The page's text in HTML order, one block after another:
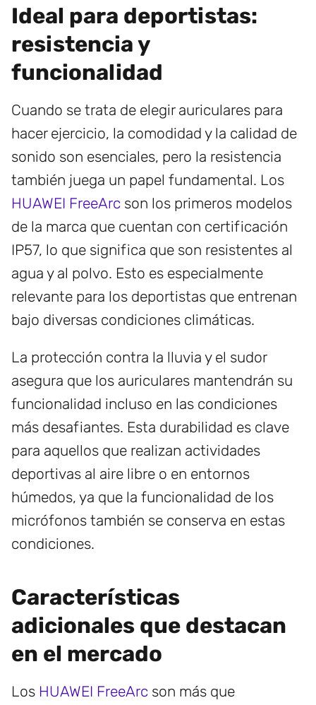
Ideal para deportistas:
resistencia y
funcionalidad
Cuando se trata de elegir auriculares para
hacer ejercicio, la comodidad y la calidad de
sonido son esenciales, pero la resistencia
también juega un papel fundamental. Los
HUAWEI FreeArc son los primeros modelos
de la marca que cuentan con certificación
IP57, lo que significa que son resistentes al
agua y al polvo. Esto es especialmente
relevante para los deportistas que entrenan
bajo diversas condiciones climáticas.
La protección contra la lluvia y el sudor
asegura que los auriculares mantendrán su
funcionalidad incluso en las condiciones
más desafiantes. Esta durabilidad es clave
para aquellos que realizan actividades
deportivas al aire libre o en entornos
húmedos, ya que la funcionalidad de los
micrófonos también se conserva en estas
condiciones.
Características
adicionales que destacan
en el mercado
Los HUAWEI FreeArc son más que